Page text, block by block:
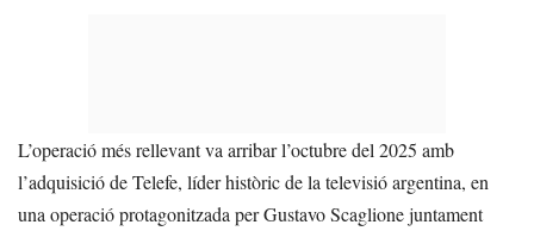
L’operació més rellevant va arribar l’octubre del 2025 amb
l’adquisició de Telefe, líder històric de la televisió argentina, en
una operació protagonitzada per Gustavo Scaglione juntament